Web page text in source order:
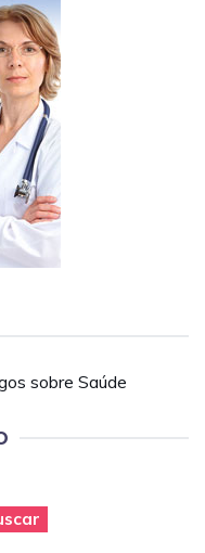
sobre Saúde